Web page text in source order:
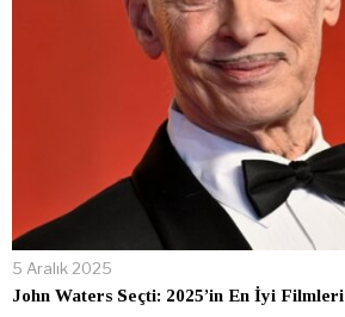
5 Aralık 2025
John Waters Seçti: 2025’in En İyi Filmleri